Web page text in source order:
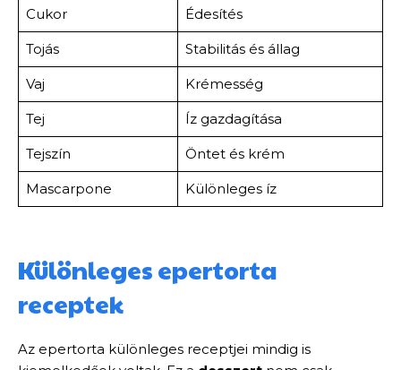
Cukor Édesítés
Tojás Stabilitás és állag
Vaj Krémesség
Tej Íz gazdagítása
Tejszín Öntet és krém
Mascarpone Különleges íz
Különleges epertorta
receptek
Az epertorta különleges receptjei mindig is